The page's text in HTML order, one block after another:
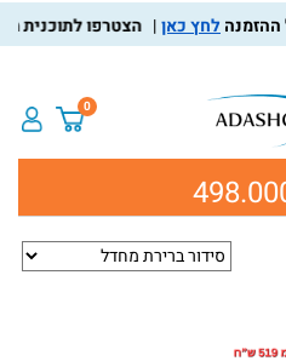
לחץ כאן הצטרפו לתוכנית
0